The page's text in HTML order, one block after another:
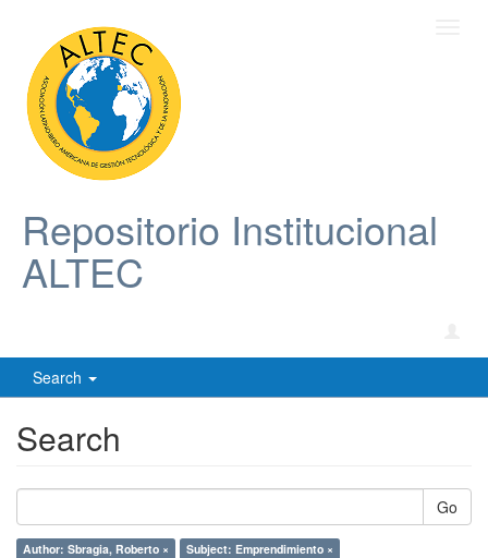
Repositorio Institucional
ALTEC
Search
Search
Go
Author: Sbragia, Roberto ×
Subject: Emprendimiento ×